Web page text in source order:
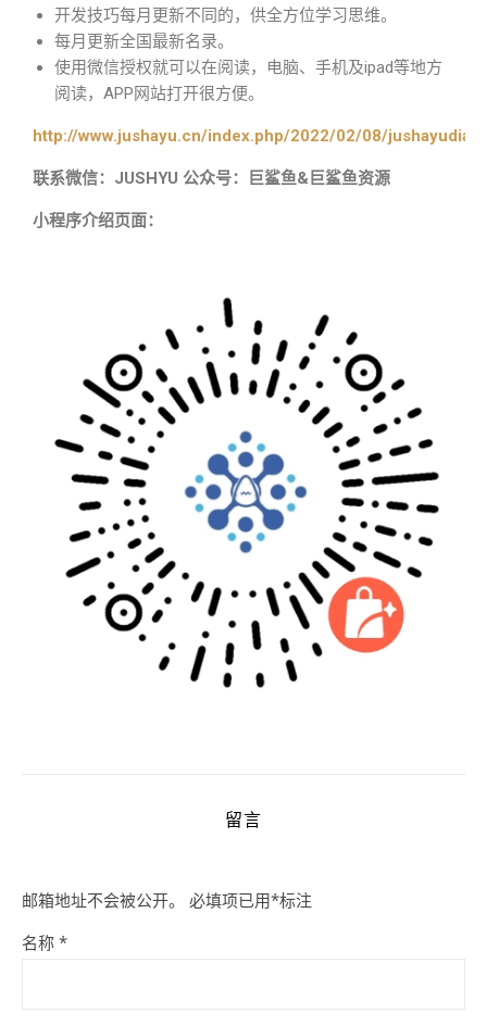
开发技巧每月更新不同的，供全方位学习思维。
每月更新全国最新名录。
使用微信授权就可以在阅读，电脑、手机及ipad等地方
阅读，APP网站打开很方便。
http://www.jushayu.cn/index.php/2022/02/08/
联系微信：JUSHYU 公众号：巨鲨鱼&巨鲨鱼资源
小程序介绍页面：
留言
邮箱地址不会被公开。 必填项已用*标注
名称 *